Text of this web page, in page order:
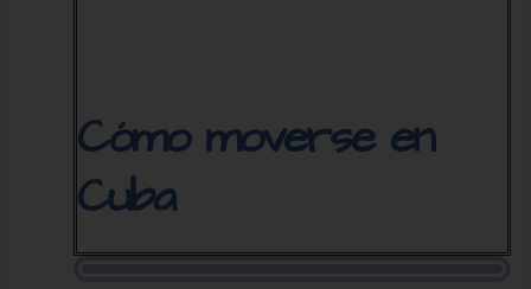
Cómo moverse en
Cuba